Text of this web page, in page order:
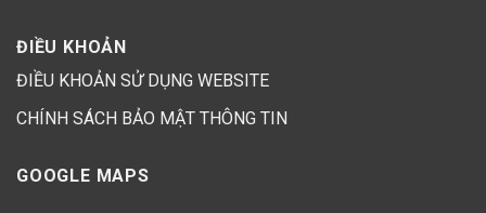
ĐIỀU KHOẢN
ĐIỀU KHOẢN SỬ DỤNG WEBSITE
CHÍNH SÁCH BẢO MẬT THÔNG TIN
GOOGLE MAPS